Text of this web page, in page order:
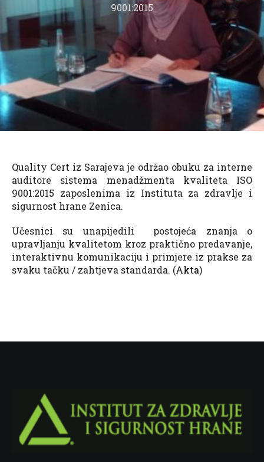
9001:2015
Quality Cert iz Sarajeva je održao obuku za interne
auditore sistema menadžmenta kvaliteta ISO
9001:2015 zaposlenima iz Instituta za zdravlje i
sigurnost hrane Zenica.
Učesnici su unapijedili postojeća znanja o
upravljanju kvalitetom kroz praktično predavanje,
interaktivnu komunikaciju i primjere iz prakse za
svaku tačku / zahtjeva standarda. (Akta)